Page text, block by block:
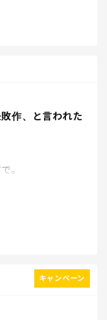
作、と言われた
。
キャンペーン